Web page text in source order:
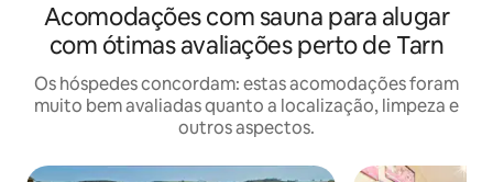
Acomodações com sauna para alugar
com ótimas avaliações perto de Tarn
Os hóspedes concordam: estas acomodações foram
muito bem avaliadas quanto a localização, limpeza e
outros aspectos.